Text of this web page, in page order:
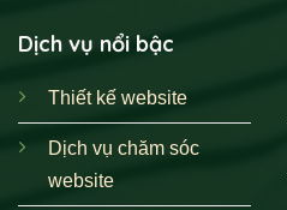
Dịch vụ nổi bậc
Thiết kế website
Dịch vụ chăm sóc
website